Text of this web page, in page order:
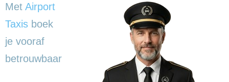
Met Airport
Taxis boek
je vooraf
betrouwbaar